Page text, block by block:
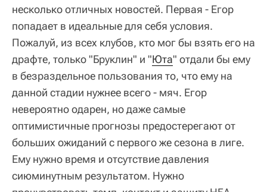
несколько отличных новостей. Первая - Егор
попадает в идеальные для себя условия.
Пожалуй, из всех клубов, кто мог бы взять его на
драфте, только "Бруклин" и "Юта" отдали бы ему
в безраздельное пользования то, что ему на
данной стадии нужнее всего - мяч. Егор
невероятно одарен, но даже самые
оптимистичные прогнозы предостерегают от
больших ожиданий с первого же сезона в лиге.
Ему нужно время и отсутствие давления
сиюминутным результатом. Нужно